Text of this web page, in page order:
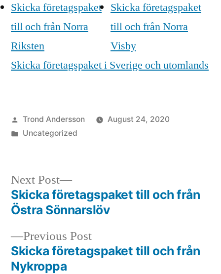
Skicka företagspaket
till och från Norra
Riksten
Skicka företagspaket
till och från Norra
Visby
Skicka företagspaket i Sverige och utomlands
Posted
by
Trond Andersson
August 24, 2020
Posted
Uncategorized
Post
navigation
Previous PostPrevious
post:
Skicka företagspaket till och från
Nykroppa
Next Post
Next
post:
Skicka företagspaket till och från
Östra Sönnarslöv